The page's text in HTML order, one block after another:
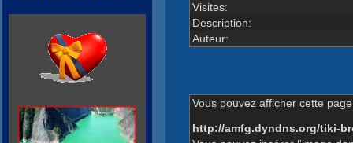
Visites:
Description:
Auteur:
Vous pouvez afficher cette
http://amfg.dyndns.org/tiki-